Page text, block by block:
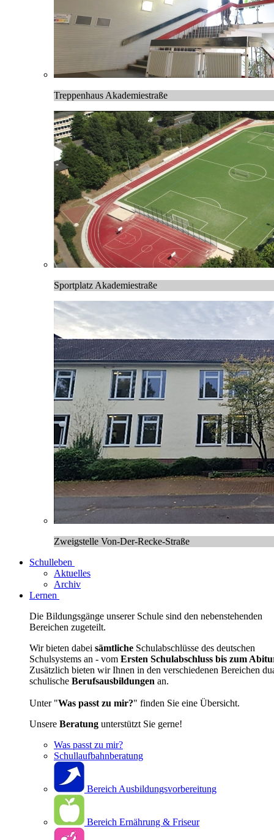
Treppenhaus Akademiestraße
Sportplatz Akademiestraße
Zweigstelle Von-Der-Recke-Straße
Schulleben
Aktuelles
Archiv
Lernen
Die Bildungsgänge unserer Schule sind den nebenstehenden
Bereichen zugeteilt.
Wir bieten dabei sämtliche Schulabschlüsse des deutschen
Schulsystems an - vom Ersten Schulabschluss bis zum
Zusätzlich bieten wir Ihnen in den verschiedenen Bereichen
schulische Berufsausbildungen an.
Unter "Was passt zu mir?" finden Sie eine Übersicht.
Unsere Beratung unterstützt Sie gerne!
Was passt zu mir?
Schullaufbahnberatung
Bereich Ausbildungsvorbereitung
Bereich Ernährung & Friseur